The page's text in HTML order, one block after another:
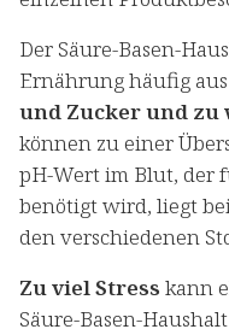
Der Säure-Basen-
Ernährung häufig
und Zucker und zu
können zu einer
pH-Wert im Blut, der
benötigt wird, liegt
den verschiedenen
Zu viel Stress kann
Säure-Basen-